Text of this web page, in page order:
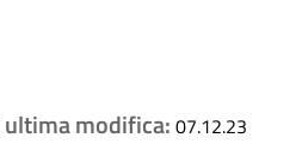
ultima modifica: 07.12.23